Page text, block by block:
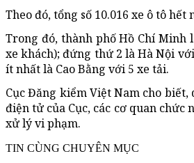
Theo đó, tổng số 10.016 xe ô tô
Trong đó, thành phố Hồ Chí Minh
xe khách); đứng thứ 2 là Hà Nội
ít nhất là Cao Bằng với 5 xe tải.
Cục Đăng kiểm Việt Nam cho
điện tử của Cục, các cơ quan
xử lý vi phạm.
TIN CÙNG CHUYÊN MỤC